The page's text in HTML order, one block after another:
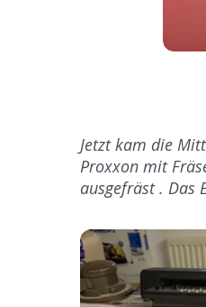
Jetzt kam die
Proxxon mit
ausgefräst . Das